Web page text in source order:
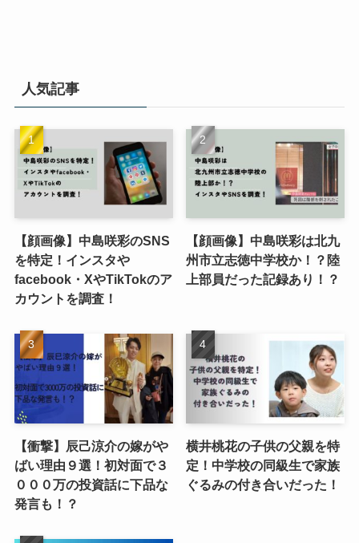
人気記事
【顔画像】中島咲彩のSNS
を特定！インスタや
facebook・XやTikTokのア
カウントを調査！
【顔画像】中島咲彩は北九
州市立志徳中学校か！？陸
上部員だった記録あり！？
【衝撃】辰己涼介の嫁がや
ばい理由９選！初対面で３
０００万の投資話に下品な
発言も！？
横井桃花の子供の父親を特
定！中学校の同級生で家族
ぐるみの付き合いだった！